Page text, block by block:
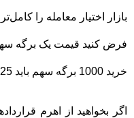
بازار اختیار معامله را
خرید 1000 برگه سهم باید 125 هزار تومان هزینه داشته باشید.
اگر بخواهید از اهرم